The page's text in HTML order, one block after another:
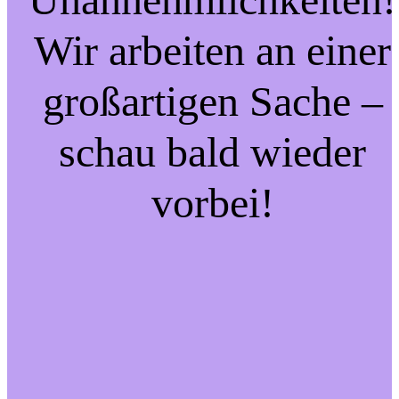
Wir arbeiten an einer
großartigen Sache –
schau bald wieder
vorbei!